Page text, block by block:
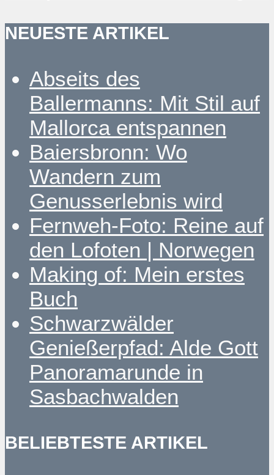
NEUESTE ARTIKEL
Abseits des
Ballermanns: Mit Stil auf
Mallorca entspannen
Baiersbronn: Wo
Wandern zum
Genusserlebnis wird
Fernweh-Foto: Reine auf
den Lofoten | Norwegen
Making of: Mein erstes
Buch
Schwarzwälder
Genießerpfad: Alde Gott
Panoramarunde in
Sasbachwalden
BELIEBTESTE ARTIKEL